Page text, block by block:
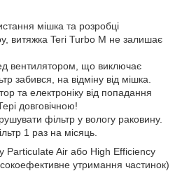
мішка та розробці
витяжка Teri Turbo M не залишає
вентилятором, що виключає
забився, на відміну від мішка.
та електроніку від попадання
довговічною!
фільтр у вологу раковину.
1 раз на місяць.
Particulate Air або High Efficiency
утримання частинок)